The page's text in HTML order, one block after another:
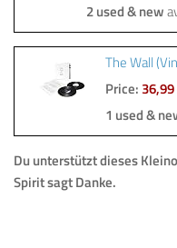
2 used & new
The Wall
Price:
1 used &
Du unterstützt dieses
Spirit sagt Danke.